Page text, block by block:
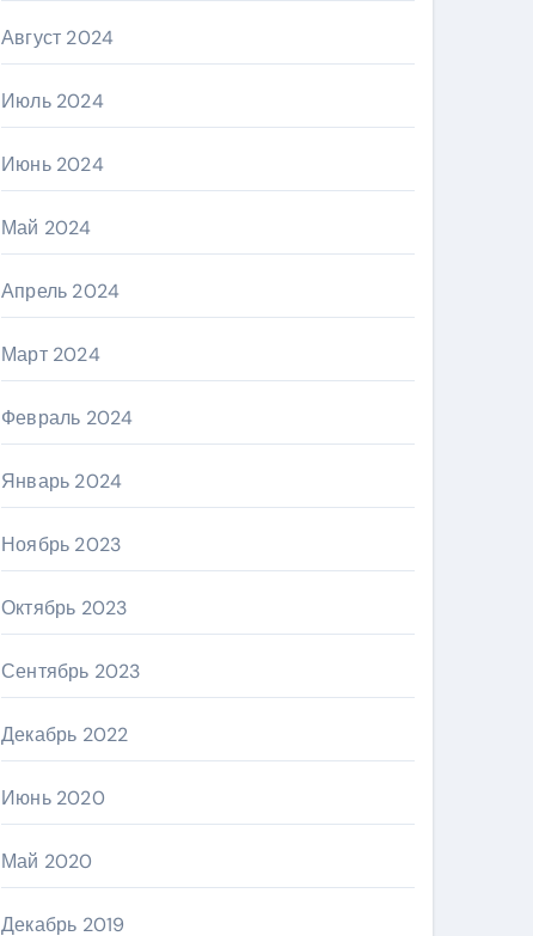
Август 2024
Июль 2024
Июнь 2024
Май 2024
Апрель 2024
Март 2024
Февраль 2024
Январь 2024
Ноябрь 2023
Октябрь 2023
Сентябрь 2023
Декабрь 2022
Июнь 2020
Май 2020
Декабрь 2019